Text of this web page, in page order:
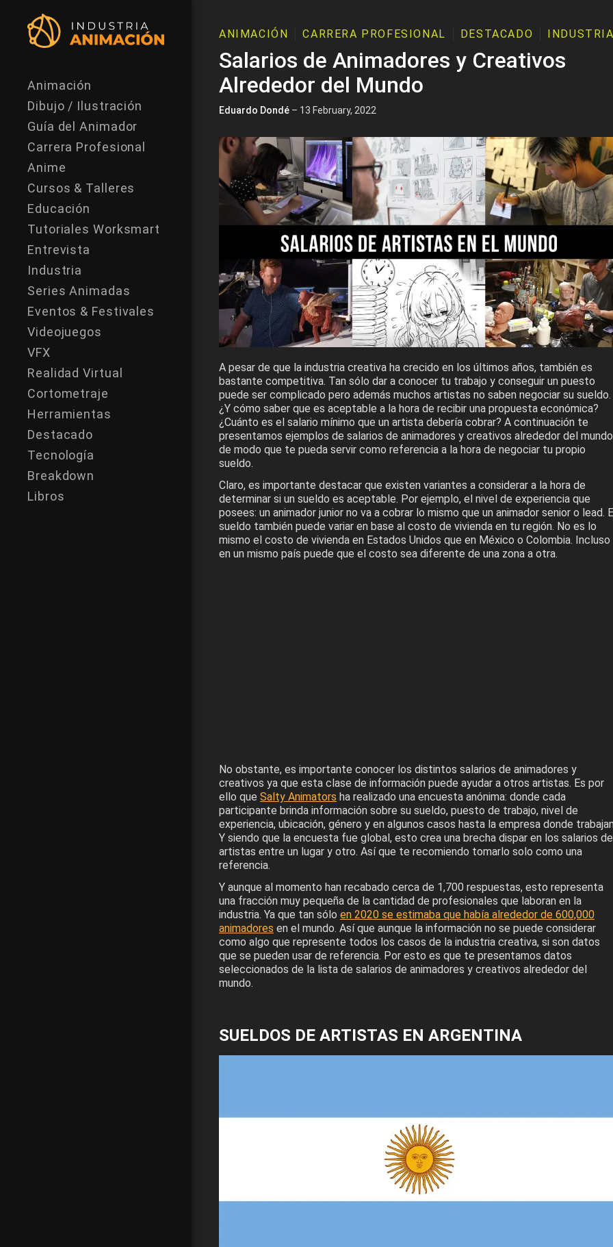
Animación
Dibujo / Ilustración
Guía del Animador
Carrera Profesional
Anime
Cursos & Talleres
Educación
Tutoriales Worksmart
Entrevista
Industria
Series Animadas
Eventos & Festivales
Videojuegos
VFX
Realidad Virtual
Cortometraje
Herramientas
Destacado
Tecnología
Breakdown
Libros
ANIMACIÓN CARRERA PROFESIONAL DESTACADO
Salarios de Animadores y Creativos
Alrededor del Mundo
Eduardo Dondé – 13 February, 2022
A pesar de que la industria creativa ha crecido en los últimos años, también es
bastante competitiva. Tan sólo dar a conocer tu trabajo y conseguir un puesto
puede ser complicado pero además muchos artistas no saben negociar su sueldo.
¿Y cómo saber que es aceptable a la hora de recibir una propuesta económica?
¿Cuánto es el salario mínimo que un artista debería cobrar? A continuación te
presentamos ejemplos de salarios de animadores y creativos alrededor del
de modo que te pueda servir como referencia a la hora de negociar tu propio
sueldo.
Claro, es importante destacar que existen variantes a considerar a la hora de
determinar si un sueldo es aceptable. Por ejemplo, el nivel de experiencia que
posees: un animador junior no va a cobrar lo mismo que un animador senior o lead.
sueldo también puede variar en base al costo de vivienda en tu región. No es lo
mismo el costo de vivienda en Estados Unidos que en México o Colombia. Incluso
en un mismo país puede que el costo sea diferente de una zona a otra.
No obstante, es importante conocer los distintos salarios de animadores y
creativos ya que esta clase de información puede ayudar a otros artistas. Es por
ello que Salty Animators ha realizado una encuesta anónima: donde cada
participante brinda información sobre su sueldo, puesto de trabajo, nivel de
experiencia, ubicación, género y en algunos casos hasta la empresa donde
Y siendo que la encuesta fue global, esto crea una brecha dispar en los salarios de
artistas entre un lugar y otro. Así que te recomiendo tomarlo solo como una
referencia.
Y aunque al momento han recabado cerca de 1,700 respuestas, esto representa
una fracción muy pequeña de la cantidad de profesionales que laboran en la
industria. Ya que tan sólo en 2020 se estimaba que había alrededor de 600,000
animadores en el mundo. Así que aunque la información no se puede considerar
como algo que represente todos los casos de la industria creativa, si son datos
que se pueden usar de referencia. Por esto es que te presentamos datos
seleccionados de la lista de salarios de animadores y creativos alrededor del
mundo.
SUELDOS DE ARTISTAS EN ARGENTINA